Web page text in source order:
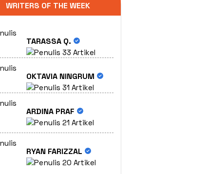
WRITERS OF THE WEEK
TARASSA Q.
33 Artikel
OKTAVIA NINGRUM
31 Artikel
ARDINA PRAF
21 Artikel
RYAN FARIZZAL
20 Artikel